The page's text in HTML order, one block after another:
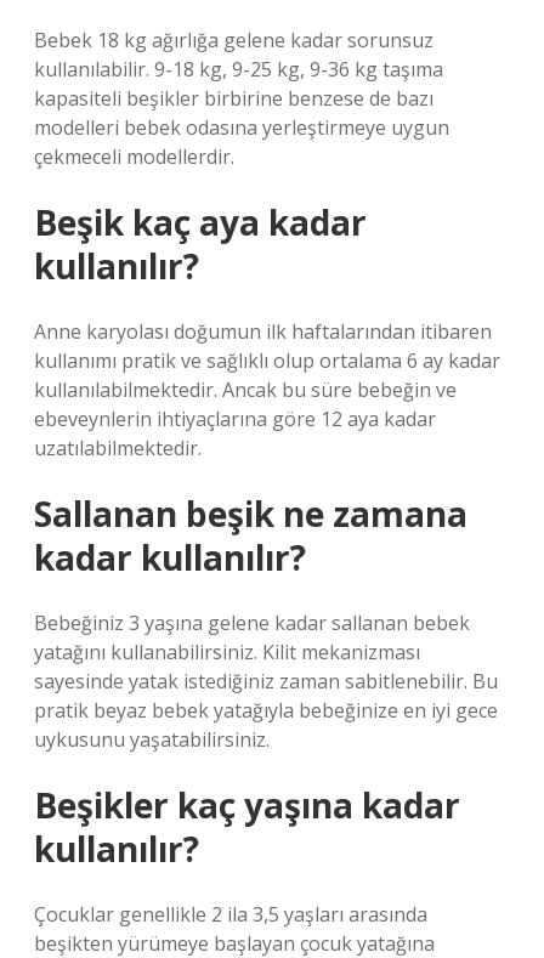
Bebek 18 kg ağırlığa gelene kadar sorunsuz
kullanılabilir. 9-18 kg, 9-25 kg, 9-36 kg taşıma
kapasiteli beşikler birbirine benzese de bazı
modelleri bebek odasına yerleştirmeye uygun
çekmeceli modellerdir.
Beşik kaç aya kadar
kullanılır?
Anne karyolası doğumun ilk haftalarından itibaren
kullanımı pratik ve sağlıklı olup ortalama 6 ay kadar
kullanılabilmektedir. Ancak bu süre bebeğin ve
ebeveynlerin ihtiyaçlarına göre 12 aya kadar
uzatılabilmektedir.
Sallanan beşik ne zamana
kadar kullanılır?
Bebeğiniz 3 yaşına gelene kadar sallanan bebek
yatağını kullanabilirsiniz. Kilit mekanizması
sayesinde yatak istediğiniz zaman sabitlenebilir. Bu
pratik beyaz bebek yatağıyla bebeğinize en iyi gece
uykusunu yaşatabilirsiniz.
Beşikler kaç yaşına kadar
kullanılır?
Çocuklar genellikle 2 ila 3,5 yaşları arasında
beşikten yürümeye başlayan çocuk yatağına